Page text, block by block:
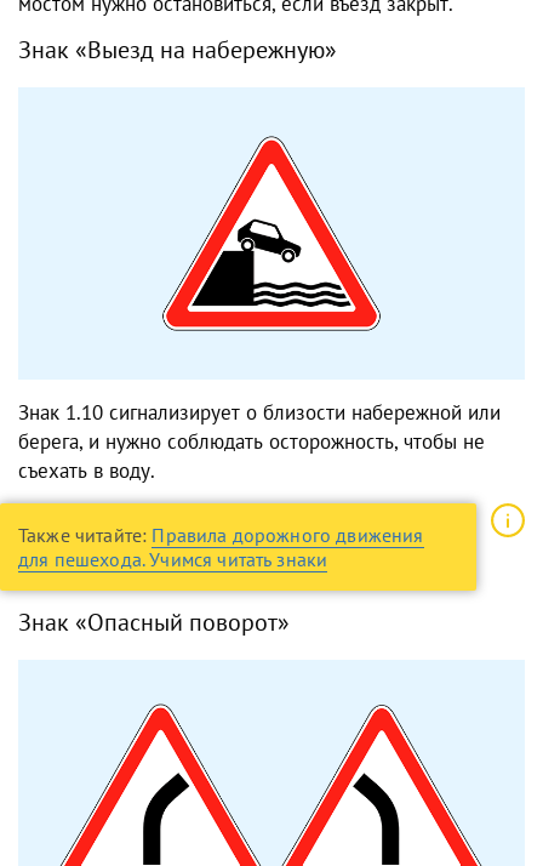
Знак «Выезд на набережную»
Знак 1.10 сигнализирует о близости набережной или
берега, и нужно соблюдать осторожность, чтобы не
съехать в воду.
Также читайте: Правила дорожного движения
для пешехода. Учимся читать знаки
Знак «Опасный поворот»